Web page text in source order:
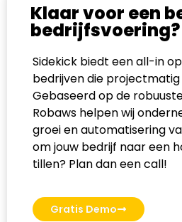
Klaar voor een
bedrijfsvoering?
Sidekick biedt een all-in
bedrijven die projectmatig
Gebaseerd op de
Robaws helpen wij
groei en automatisering
om jouw bedrijf naar een
tillen? Plan dan een call!
Gratis Demo